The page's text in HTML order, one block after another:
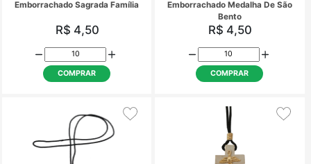
CHE-008 - Chaveiro
Emborrachado Santa Rita
CHE-010 -
Emborrachado Nossa